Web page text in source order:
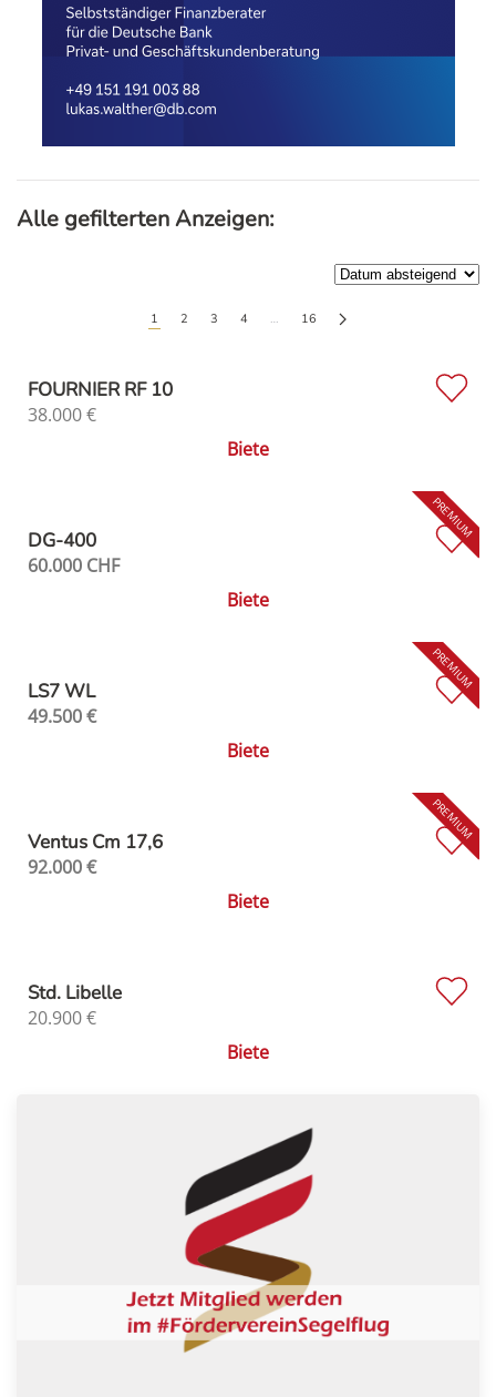
Alle gefilterten Anzeigen:
1 2 3 4 … 16
FOURNIER RF 10
38.000€
Biete
DG-400
60.000 CHF
Biete
LS7 WL
49.500€
Biete
Ventus Cm 17,6
92.000€
Biete
Std. Libelle
20.900€
Biete